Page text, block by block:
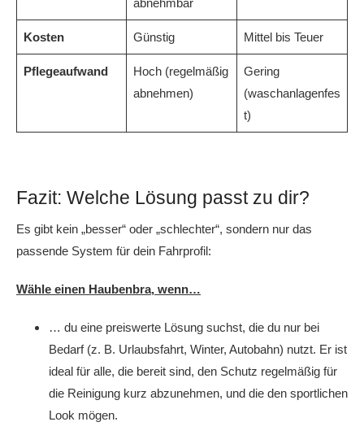
Kosten Günstig Mittel bis Teuer
Pflegeaufwand
Hoch (regelmäßig
abnehmen)
Gering
(waschanlagenfes
t)
Fazit: Welche Lösung passt zu dir?
Es gibt kein „besser“ oder „schlechter“, sondern nur das
passende System für dein Fahrprofil:
Wähle einen Haubenbra, wenn…
… du eine preiswerte Lösung suchst, die du nur bei
Bedarf (z. B. Urlaubsfahrt, Winter, Autobahn) nutzt. Er ist
ideal für alle, die bereit sind, den Schutz regelmäßig für
die Reinigung kurz abzunehmen, und die den sportlichen
Look mögen.